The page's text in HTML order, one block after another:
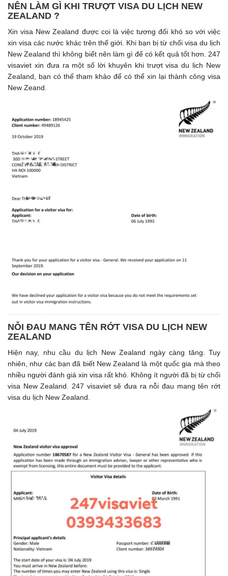
NÊN LÀM GÌ KHI TRƯỢT VISA DU LỊCH NEW
ZEALAND ?
Xin visa New Zealand được coi là việc tương đối khó so với việc
xin visa các nước khác trên thế giới. Khi bạn bị từ chối visa du lịch
New Zealand thì không biết nên làm gì để có kết quả tốt hơn. 247
visaviet xin đưa ra một số lời khuyên khi trượt visa du lịch New
Zealand, bạn có thể tham khảo để có thể xin lại thành công visa
New Zeand.
NỖI ĐAU MANG TÊN RỚT VISA DU LỊCH NEW
ZEALAND
Hiện nay, nhu cầu du lịch New Zealand ngày càng tăng. Tuy
nhiên, như các bạn đã biết New Zealand là một quốc gia mà theo
nhiều người đánh giá xin visa rất khó. Không ít người đã bị từ chối
visa New Zealand. 247 visaviet sẽ đưa ra nỗi đau mang tên rớt
visa du lịch New Zealand.